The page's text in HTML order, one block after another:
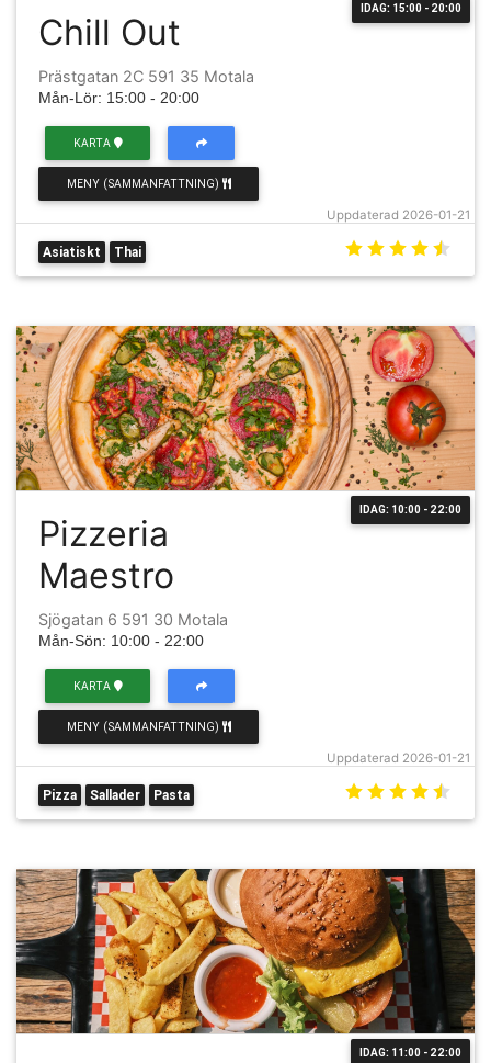
IDAG: 15:00 - 20:00
Chill Out
Prästgatan 2C 591 35 Motala
Mån-Lör: 15:00 - 20:00
Uppdaterad 2026-01-21
KARTA
MENY (SAMMANFATTNING)
Asiatiskt Thai
IDAG: 10:00 - 22:00
Pizzeria
Maestro
Sjögatan 6 591 30 Motala
Mån-Sön: 10:00 - 22:00
Uppdaterad 2026-01-21
KARTA
MENY (SAMMANFATTNING)
Pizza Sallader Pasta
IDAG: 11:00 - 22:00